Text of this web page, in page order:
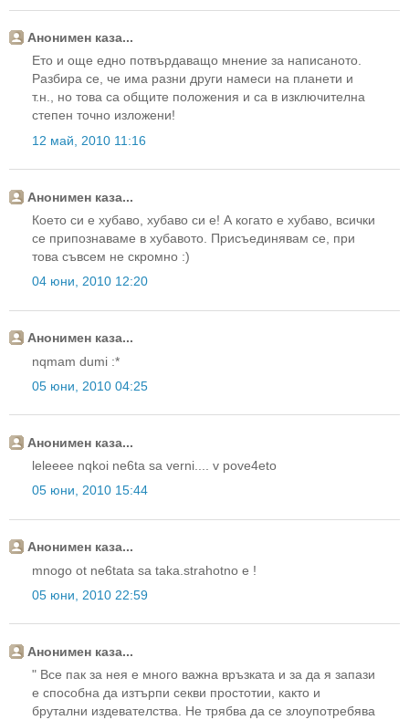
Анонимен каза...
Ето и още едно потвърдаващо мнение за написаното.
Разбира се, че има разни други намеси на планети и
т.н., но това са общите положения и са в изключителна
степен точно изложени!
12 май, 2010 11:16
Анонимен каза...
Което си е хубаво, хубаво си е! А когато е хубаво, всички
се припознаваме в хубавото. Присъединявам се, при
това съвсем не скромно :)
04 юни, 2010 12:20
Анонимен каза...
nqmam dumi :*
05 юни, 2010 04:25
Анонимен каза...
leleeee nqkoi ne6ta sa verni.... v pove4eto
05 юни, 2010 15:44
Анонимен каза...
mnogo ot ne6tata sa taka.strahotno e !
05 юни, 2010 22:59
Анонимен каза...
" Все пак за нея е много важна връзката и за да я запази
е способна да изтърпи секви простотии, както и
брутални издевателства. Не трябва да се злоупотребява